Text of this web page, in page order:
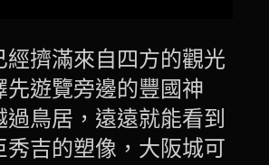
經擠滿來自四方的觀光
先遊覽旁邊的豐國神
鳥居，遠遠就能看到
秀吉的塑像，大阪城可